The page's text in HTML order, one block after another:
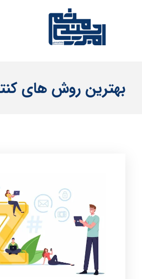
بهترین روش های